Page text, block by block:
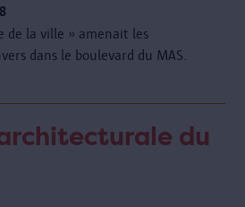
de la ville » amenait les
dans le boulevard du MAS.
du